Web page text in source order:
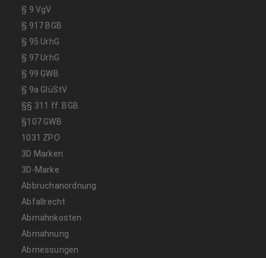
§ 9 VgV
§ 917 BGB
§ 95 UrhG
§ 97 UrhG
§ 99 GWB
§ 9a GlüStV
§§ 311 ff. BGB
§107 GWB
1031 ZPO
3D Marken
3D-Marke
Abbruchanordnung
Abfallrecht
Abmahnkosten
Abmahnung
Abmessungen